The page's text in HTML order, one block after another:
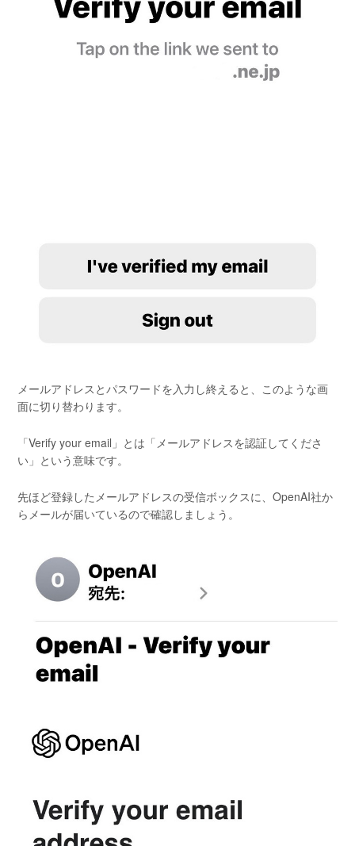
メールアドレスとパスワードを入力し終えると、このような画
面に切り替わります。
「Verify your email」とは「メールアドレスを認証してくださ
い」という意味です。
先ほど登録したメールアドレスの受信ボックスに、OpenAI社か
らメールが届いているので確認しましょう。